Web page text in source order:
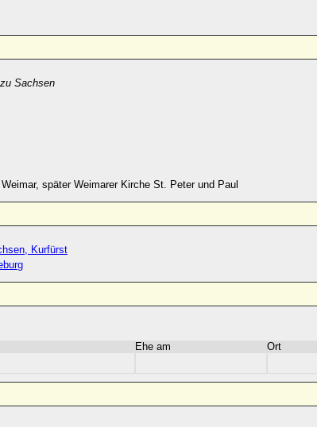
Sachsen
später Weimarer Kirche St. Peter und Paul
Kurfürst
Ehe am
Ort